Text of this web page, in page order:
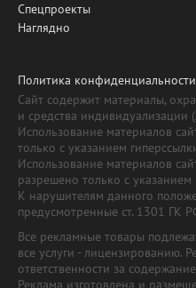
Спецпроекты
Наглядно
Политика конфиденциальности
Сайт содержит материалы,
и средства индивидуализации
Использование материалов
только с указанием
Использование материалов
разрешено только с указанием
К нарушителям данного
предусмотренные ст. 1301 ГК
Все рекламные товары
все услуги - лицензированию.
ответственности за
Реклама изготовлена и